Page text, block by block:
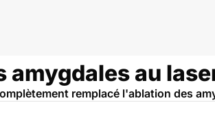
amygdales au
remplacé l'ablation des